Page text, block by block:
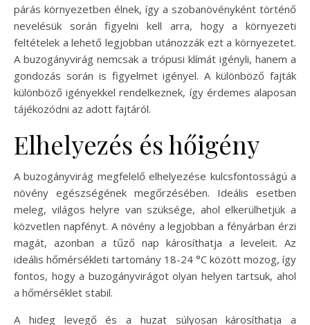
párás környezetben élnek, így a szobanövényként történő
nevelésük során figyelni kell arra, hogy a környezeti
feltételek a lehető legjobban utánozzák ezt a környezetet.
A buzogányvirág nemcsak a trópusi klímát igényli, hanem a
gondozás során is figyelmet igényel. A különböző fajták
különböző igényekkel rendelkeznek, így érdemes alaposan
tájékozódni az adott fajtáról.
Elhelyezés és hőigény
A buzogányvirág megfelelő elhelyezése kulcsfontosságú a
növény egészségének megőrzésében. Ideális esetben
meleg, világos helyre van szüksége, ahol elkerülhetjük a
közvetlen napfényt. A növény a legjobban a fényárban érzi
magát, azonban a tűző nap károsíthatja a leveleit. Az
ideális hőmérsékleti tartomány 18-24 °C között mozog, így
fontos, hogy a buzogányvirágot olyan helyen tartsuk, ahol
a hőmérséklet stabil.
A hideg levegő és a huzat súlyosan károsíthatja a